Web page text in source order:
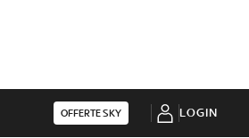
OFFERTE SKY LOGIN